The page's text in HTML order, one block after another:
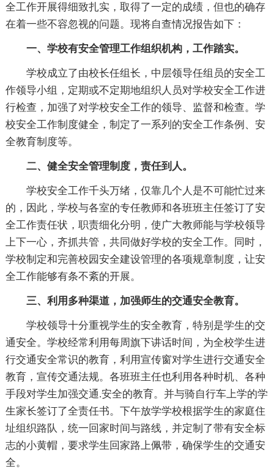
全工作开展得细致扎实，取得了一定的成绩，但也的确存
在着一些不容忽视的问题。现将自查情况报告如下：
一、学校有安全管理工作组织机构，工作踏实。
学校成立了由校长任组长，中层领导任组员的安全工
作领导小组，定期或不定期地组织人员对学校安全工作进
行检查，加强了对学校安全工作的领导、监督和检查。学
校安全工作制度健全，制定了一系列的安全工作条例、安
全教育制度等。
二、健全安全管理制度，责任到人。
学校安全工作千头万绪，仅靠几个人是不可能忙过来
的，因此，学校与各室的专任教师和各班班主任签订了安
全工作责任状，职责细化分明，使广大教师能与学校领导
上下一心，齐抓共管，共同做好学校的安全工作。同时，
学校制定和完善校园安全建设管理的各项规章制度，让安
全工作能够有条不紊的开展。
三、利用多种渠道，加强师生的交通安全教育。
学校领导十分重视学生的安全教育，特别是学生的交
通安全。学校经常利用每周旗下讲话时间，为全校学生进
行交通安全常识的教育，利用宣传窗对学生进行交通安全
教育，宣传交通法规。各班班主任也利用各种时机、各种
手段对学生加强交通.安全的教育。并与骑自行车上学的学
生家长签订了全责任书。下午放学学校根据学生的家庭住
址组织路队，统一回家时间与路线，并定制了带有安全标
志的小黄帽，要求学生回家路上佩带，确保学生的交通安
全。